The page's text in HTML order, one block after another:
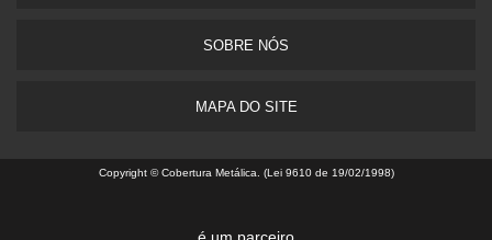
SOBRE NÓS
MAPA DO SITE
Copyright © Cobertura Metálica. (Lei 9610 de 19/02/1998)